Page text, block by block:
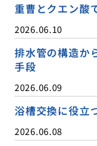
重曹とクエン酸
2026.06.10
排水管の構造か
手段
2026.06.09
浴槽交換に役立
2026.06.08